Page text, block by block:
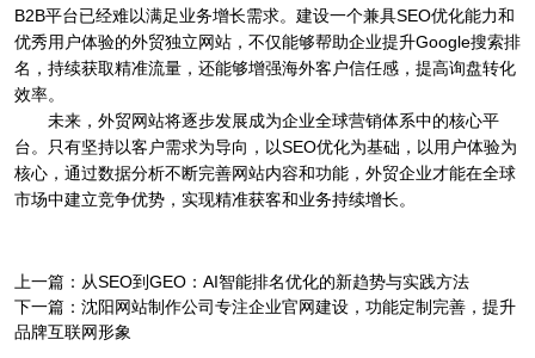
B2B平台已经难以满足业务增长需求。建设一个兼具SEO优化能力和
优秀用户体验的外贸独立网站，不仅能够帮助企业提升Google搜索排
名，持续获取精准流量，还能够增强海外客户信任感，提高询盘转化
效率。
未来，外贸网站将逐步发展成为企业全球营销体系中的核心平
台。只有坚持以客户需求为导向，以SEO优化为基础，以用户体验为
核心，通过数据分析不断完善网站内容和功能，外贸企业才能在全球
市场中建立竞争优势，实现精准获客和业务持续增长。
上一篇： 从SEO到GEO：AI智能排名优化的新趋势与实践方法
下一篇： 沈阳网站制作公司专注企业官网建设，功能定制完善，提升
品牌互联网形象